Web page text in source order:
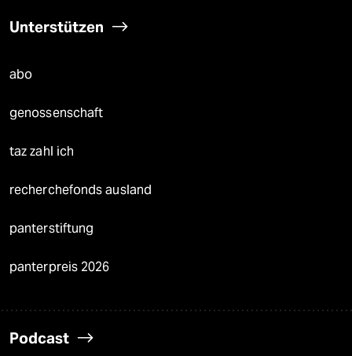
Unterstützen
abo
genossenschaft
taz zahl ich
recherchefonds ausland
panterstiftung
panterpreis 2026
Podcast